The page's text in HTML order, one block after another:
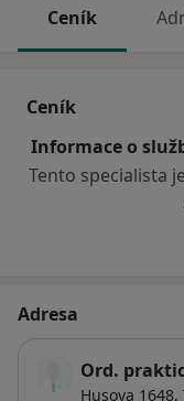
Ceník
Ceník
Informace o
Tento specialista
Adresa
Ord.
Husova 1648,